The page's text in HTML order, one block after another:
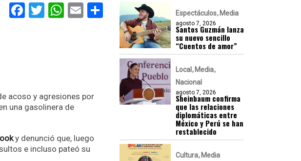
Facebook
Twitter
WhatsApp
EmailCompartir
acoso y agresiones por
una gasolinera de
y denunció que, luego
e incluso pateó su
Espectáculos Media
agosto 7, 2026
Santos Guzmán lanza
su nuevo sencillo
“Cuentos de amor”
Local
Media
Nacional
agosto 7, 2026
Sheinbaum confirma
que las relaciones
diplomáticas entre
México y Perú se han
restablecido
Cultura Media